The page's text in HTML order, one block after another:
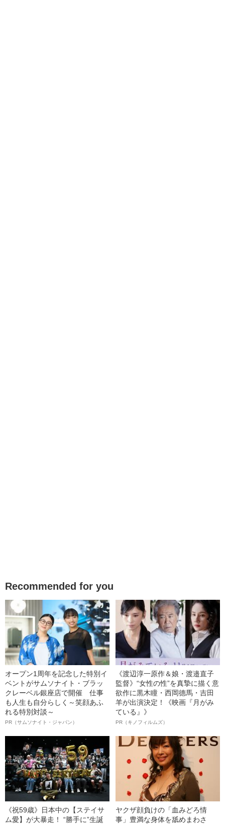
Recommended for you
オープン1周年を記念した特別イ
ベントがサムソナイト・ブラッ
クレーベル銀座店で開催 仕事
も人生も自分らしく～笑顔あふ
れる特別対談～
PR（サムソナイト・ジャパン）
《渡辺淳一原作＆娘・渡邉直子
監督》“女性の性”を真摯に描く意
欲作に黒木瞳・西岡德馬・吉田
羊が出演決定！《映画『月がみ
ている』》
PR（キノフィルムズ）
《祝59歳》日本中の【ステイサ
ム愛】が大暴走！ “勝手に”生誕
ヤクザ顔負けの「血みどろ情
事」豊満な身体を舐めまわさ